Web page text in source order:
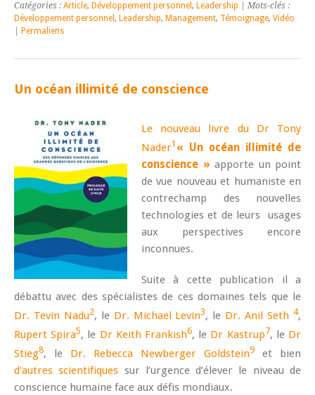
Catégories : Article, Développement personnel , Leadership | Mots-clés :
Développement personnel , Leadership, Management, Témoignage, Vidéo
Permaliens
Un océan illimité de conscience
Le nouveau livre du Dr Tony
Nader1 « Un océan illimité de
conscience » apporte un point
de vue nouveau et humaniste en
contrechamp des nouvelles
technologies et de leurs usages
aux perspectives encore
inconnues.
Suite à cette publication il a
débattu avec des spécialistes de ces domaines tels que le
Dr. Tevin Nadu2, le Dr. Michael Levin3, le Dr. Anil Seth 4,
Rupert Spira5, le Dr Keith Frankish6, le Dr Kastrup7, le Dr
Stieg8, le Dr. Rebecca Newberger Goldstein9 et bien
d’autres scientifiques sur l’urgence d’élever le niveau de
conscience humaine face aux défis mondiaux.